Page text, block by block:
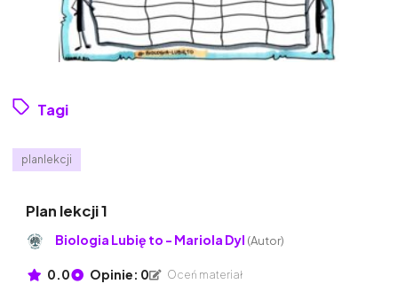
Tagi
planlekcji
Plan lekcji 1
Biologia Lubię to - Mariola Dyl (Autor)
0.0 Opinie: 0 Oceń materiał